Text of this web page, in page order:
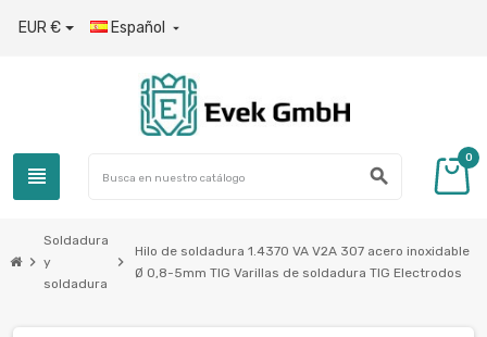
EUR € Español 
view_headline search
0
chevron_right
Soldadura
y
soldadura
chevron_right
Hilo de soldadura 1.4370 VA V2A 307 acero inoxidable
Ø 0,8-5mm TIG Varillas de soldadura TIG Electrodos